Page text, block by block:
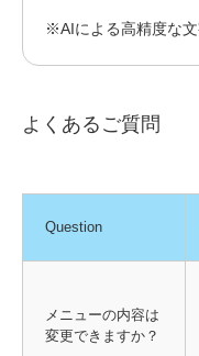
※AIによる高精度な
よくあるご質問
Question
メニューの内容は
変更できますか？